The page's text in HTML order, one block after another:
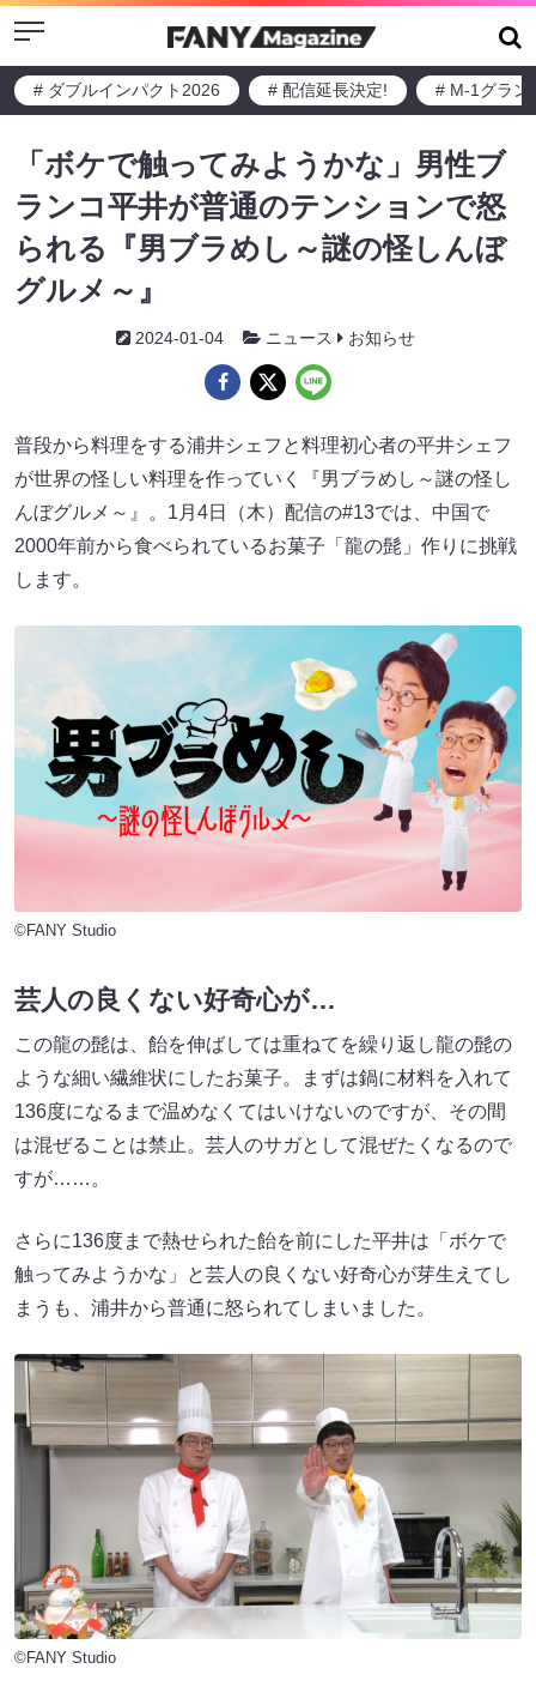
Menu
# ダブルインパクト2026 # 配信延長決定! # M-1グラン
「ボケで触ってみようかな」男性ブ
ランコ平井が普通のテンションで怒
られる『男ブラめし～謎の怪しんぼ
グルメ～』
2024-01-04 ニュース お知らせ
普段から料理をする浦井シェフと料理初心者の平井シェフ
が世界の怪しい料理を作っていく『男ブラめし～謎の怪し
んぼグルメ～』。1月4日（木）配信の#13では、中国で
2000年前から食べられているお菓子「龍の髭」作りに挑戦
します。
©FANY Studio
芸人の良くない好奇心が…
この龍の髭は、飴を伸ばしては重ねてを繰り返し龍の髭の
ような細い繊維状にしたお菓子。まずは鍋に材料を入れて
136度になるまで温めなくてはいけないのですが、その間
は混ぜることは禁止。芸人のサガとして混ぜたくなるので
すが……。
さらに136度まで熱せられた飴を前にした平井は「ボケで
触ってみようかな」と芸人の良くない好奇心が芽生えてし
まうも、浦井から普通に怒られてしまいました。
©FANY Studio